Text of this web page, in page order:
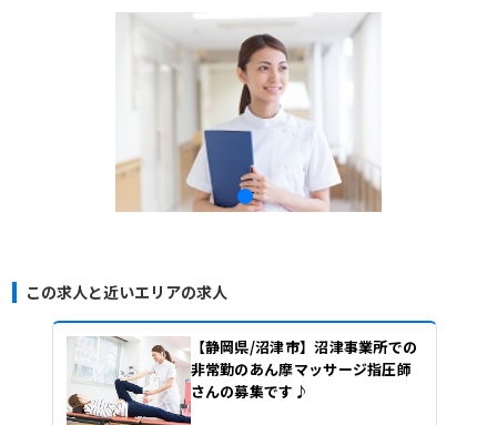
この求人と近いエリアの求人
【静岡県/沼津市】沼津事業所での
非常勤のあん摩マッサージ指圧師
さんの募集です♪